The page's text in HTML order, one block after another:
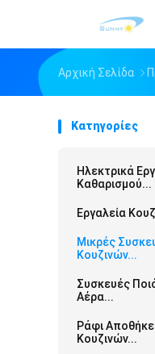
Αρχική Σελίδα
Κατηγορίες
Ηλεκτρικά
Καθαρισμού...
Εργαλεία
Μικρές
Κουζινών...
Συσκευές
Αέρα...
Ράφι
Κουζινών...